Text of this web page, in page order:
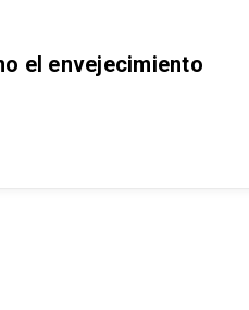
el envejecimiento